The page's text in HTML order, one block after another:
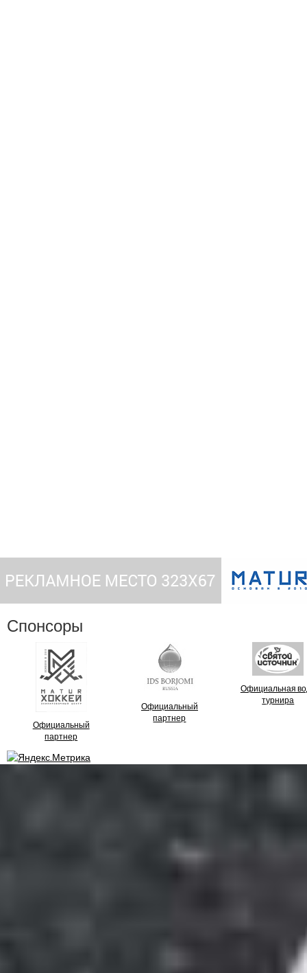
Спонсоры
Официальный
партнер
Официальный
партнер
Официальная
турнира